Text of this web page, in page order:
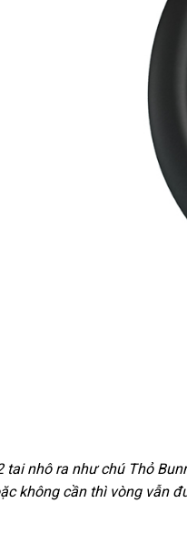
tai nhô ra như chú Thỏ
không cần Đức
thì vòng nội
vẫn